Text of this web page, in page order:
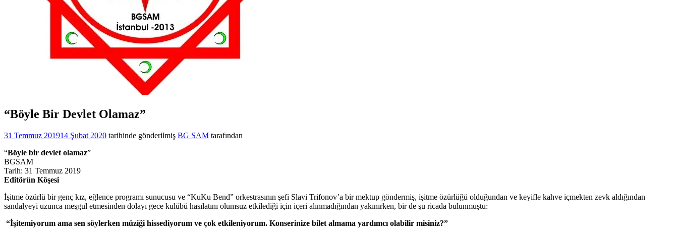
“Böyle Bir Devlet Olamaz”
31 Temmuz 201914 Şubat 2020 tarihinde gönderilmiş BG SAM tarafından
“Böyle bir devlet olamaz”
BGSAM
Tarih: 31 Temmuz 2019
Editörün Köşesi
İşitme özürlü bir genç kız, eğlence programı sunucusu ve “KuKu Bend” orkestrasının şefi Slavi Trifonov’a bir mektup göndermiş, işitme özürlüğü olduğundan ve keyifle kahve içmekten zevk aldığından
sandalyeyi uzunca meşgul etmesinden dolayı gece kulübü hasılatını olumsuz etkilediği için içeri alınmadığından yakınırken, bir de şu ricada bulunmuştu:
“İşitemiyorum ama sen söylerken müziği hissediyorum ve çok etkileniyorum. Konserinize bilet almama yardımcı olabilir misiniz?”